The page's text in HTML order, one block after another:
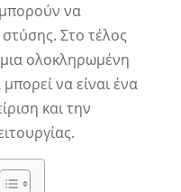
να
Στο τέλος
ολοκληρωμένη
να είναι ένα
και την